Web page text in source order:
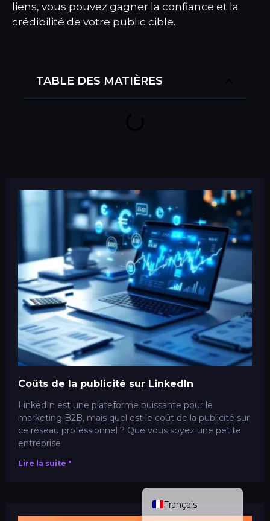
liens, vous pouvez gagner la confiance et la
crédibilité de votre public cible.
TABLE DES MATIÈRES
Coûts de la publicité sur LinkedIn
LinkedIn est une plateforme puissante pour le
marketing B2B, mais quel est le coût de la publicité sur
ce réseau professionnel ? Que vous soyez une petite
entreprise
Lire la suite "
Français
DEUTSCH
ITALIANO